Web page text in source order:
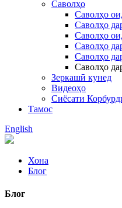
Саволҳо
Саволҳо
Саволҳо
Саволҳо
Саволҳо
Саволҳо
Саволҳо
Зеркашӣ кунед
Видеоҳо
Сиёсати
Тамос
English
Хона
Блог
Блог